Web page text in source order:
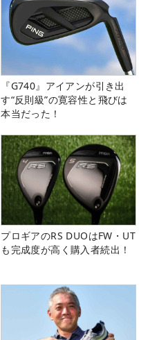
『G740』アイアンが引き出
す“反則級”の寛容性と飛びは
本当だった！
プロギアのRS DUOはFW・UT
も完成度が高く購入者続出！